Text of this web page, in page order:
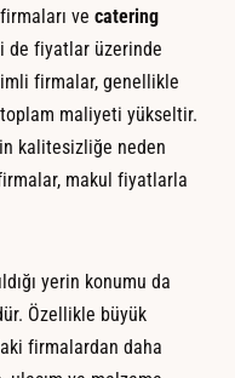
ve catering
de fiyatlar üzerinde
firmalar, genellikle
maliyeti yükseltir.
kalitesizliğe neden
makul fiyatlarla
yerin konumu da
Özellikle büyük
firmalardan daha